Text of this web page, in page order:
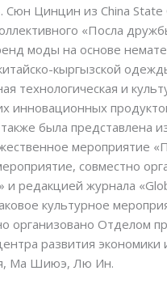
Цинцин из China State
«Посла
моды на основе
кыргызской
технологическая и
инновационных
была представлена
мероприятие
совместно
редакцией журнала
культурное
организовано Отделом
развития экономики
Ма Шиюэ, Лю Ин.